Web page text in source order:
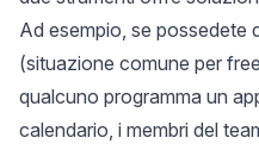
Ad esempio, se possedete
(situazione comune per
qualcuno programma un
calendario, i membri del